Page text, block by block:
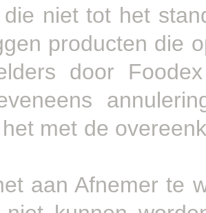
niet tot het
producten die
door
met de
aan Afnemer te